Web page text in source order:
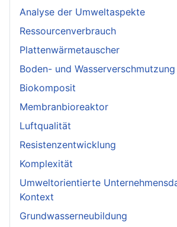
Analyse der Umweltaspekte
Ressourcenverbrauch
Plattenwärmetauscher
Boden- und Wasserverschmutzung
Biokomposit
Membranbioreaktor
Luftqualität
Resistenzentwicklung
Komplexität
Umweltorientierte
Kontext
Grundwasserneubildung